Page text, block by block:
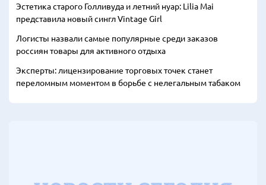
Эстетика старого Голливуда и летний нуар: Lilia Mai
представила новый сингл Vintage Girl
Логисты назвали самые популярные среди заказов
россиян товары для активного отдыха
Эксперты: лицензирование торговых точек станет
переломным моментом в борьбе с нелегальным табаком